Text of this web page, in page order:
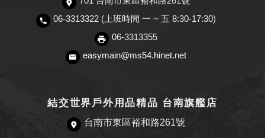
06-3313322 (上班時間 一 ~ 五 8:30-17:30)
06-3313355
easymain@ms54.hinet.net
結交世界戶外用品精品 台南旗艦店
台南市東區裕和路261號